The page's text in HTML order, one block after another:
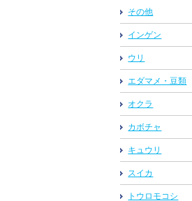
その他
インゲン
ウリ
エダマメ・豆類
オクラ
カボチャ
キュウリ
スイカ
トウロモコシ